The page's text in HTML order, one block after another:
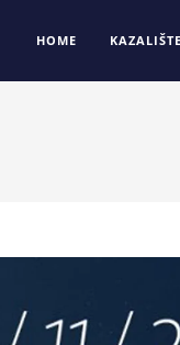
HOME KAZALIŠTE